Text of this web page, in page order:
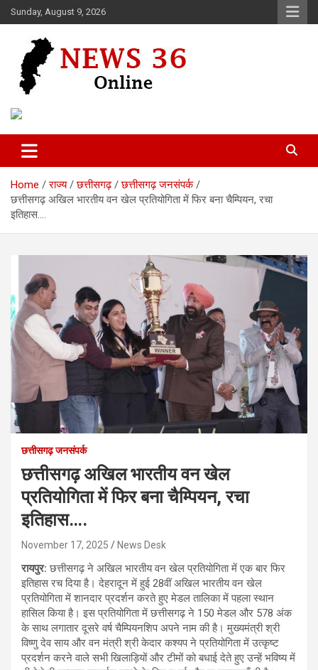
Skip
to
Sunday, August 9, 2026
News 36
Home राज्य छत्तीसगढ़
छत्तीसगढ़ जनसंपर्क
छत्तीसगढ़ अखिल भारतीय वन खेल प्रतियोगिता में फिर बना चैम्पियन, रचा
इतिहास….
छत्तीसगढ़ जनसंपर्क
छत्तीसगढ़ अखिल भारतीय वन खेल
प्रतियोगिता में फिर बना चैम्पियन, रचा
इतिहास….
November 17, 2025 News Desk
रायपुर: छत्तीसगढ़ ने अखिल भारतीय वन खेल प्रतियोगिता में एक बार फिर
इतिहास रच दिया है। देहरादून में हुई 28वीं अखिल भारतीय वन खेल
प्रतियोगिता में शानदार प्रदर्शन करते हुए मेडल तालिका में पहला स्थान
हासिल किया है। इस प्रतियोगिता में छत्तीसगढ़ ने 150 मेडल और 578 अंक
के साथ लगातार दूसरे वर्ष चैम्पियनशिप अपने नाम की है। मुख्यमंत्री श्री
विष्णु देव साय और वन मंत्री श्री केदार कश्यप ने प्रतियोगिता में उत्कृष्ट
प्रदर्शन करने वाले सभी खिलाड़ियों और टीमों को बधाई देते हुए उन्हें भविष्य में